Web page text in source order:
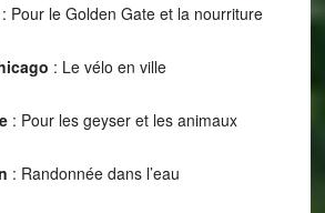
: Pour le Golden Gate et la nourriture
: Le vélo en ville
: Pour les geyser et les animaux
: Randonnée dans l’eau